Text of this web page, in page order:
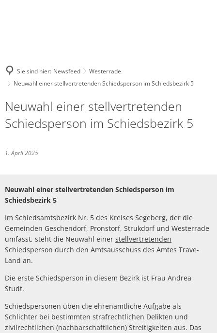
Sie sind hier: Newsfeed
Westerrade
Neuwahl einer stellvertretenden Schiedsperson im Schiedsbezirk 5
Neuwahl einer stellvertretenden
Schiedsperson im Schiedsbezirk 5
1. April 2025
Neuwahl einer stellvertretenden Schiedsperson im
Schiedsbezirk 5
Im Schiedsamtsbezirk Nr. 5 des Kreises Segeberg, der die
Gemeinden Geschendorf, Pronstorf, Strukdorf und Westerrade
umfasst, steht die Neuwahl einer stellvertretenden
Schiedsperson durch den Amtsausschuss des Amtes Trave-
Land an.
Die erste Schiedsperson in diesem Bezirk ist Frau Andrea
Studt.
Schiedspersonen üben die ehrenamtliche Aufgabe als
Schlichter bei bestimmten strafrechtlichen Delikten und
zivilrechtlichen (nachbarschaftlichen) Streitigkeiten aus. Das